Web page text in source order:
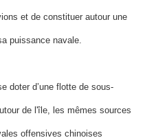
et de constituer autour une
puissance navale.
doter d’une flotte de sous-
de l'île, les mêmes sources
offensives chinoises